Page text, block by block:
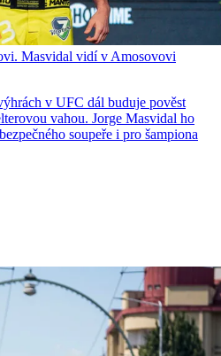
Masvidal vidí v Amosovovi
v UFC dál buduje pověst
vahou. Jorge Masvidal ho
soupeře i pro šampiona